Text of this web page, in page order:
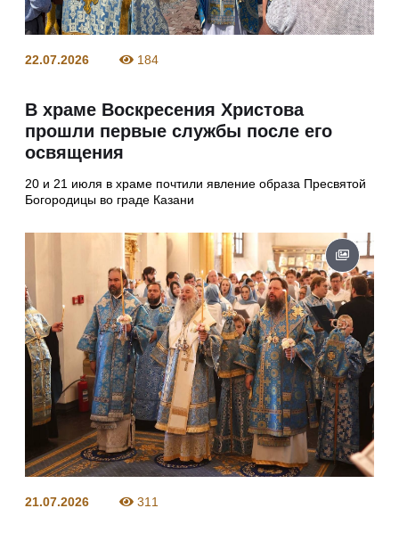
22.07.2026 184
В храме Воскресения Христова
прошли первые службы после его
освящения
20 и 21 июля в храме почтили явление образа Пресвятой
Богородицы во граде Казани
21.07.2026 311